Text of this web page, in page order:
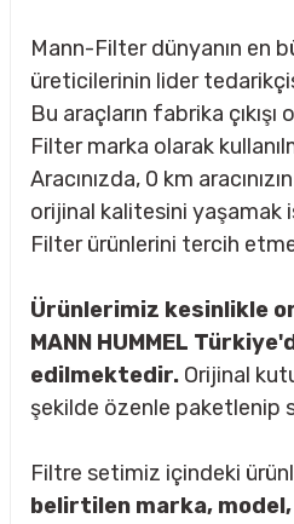
Ürünleri
Mann-Filter dünyanın en
üreticilerinin lider
Bu araçların fabrika
Filter marka olarak
Aracınızda, 0 km
orijinal kalitesini yaşamak
Filter ürünlerini tercih
Ürünlerimiz kesinlikle
MANN HUMMEL
edilmektedir. Orijinal
şekilde özenle paketlenip
Filtre setimiz içindeki
belirtilen marka,